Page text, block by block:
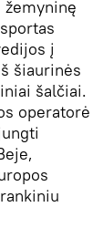
į
šiaurinės
šalčiai.
operatorė